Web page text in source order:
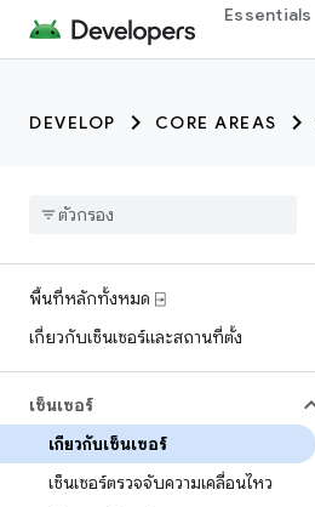
Essentials
DEVELOP CORE AREAS
พื้นที่หลักทั้งหมด ⍈
เกี่ยวกับเซ็นเซอร์และสถานที่ตั้ง
เซ็นเซอร์
เกี่ยวกับเซ็นเซอร์
เซ็นเซอร์ตรวจจับความเคลื่อนไหว